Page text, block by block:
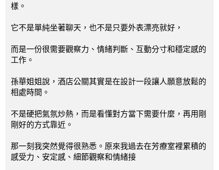
樣。
它不是單純坐著聊天，也不是只要外表漂亮就好，
而是一份很需要觀察力、情緒判斷、互動分寸和穩定感的
工作。
孫華姐姐說，酒店公關其實是在設計一段讓人願意放鬆的
相處時間。
不是硬把氣氛炒熱，而是看懂對方當下需要什麼，再用剛
剛好的方式靠近。
那一刻我突然覺得很熟悉。原來我過去在芳療室裡累積的
感受力、安定感、細節觀察和情緒接